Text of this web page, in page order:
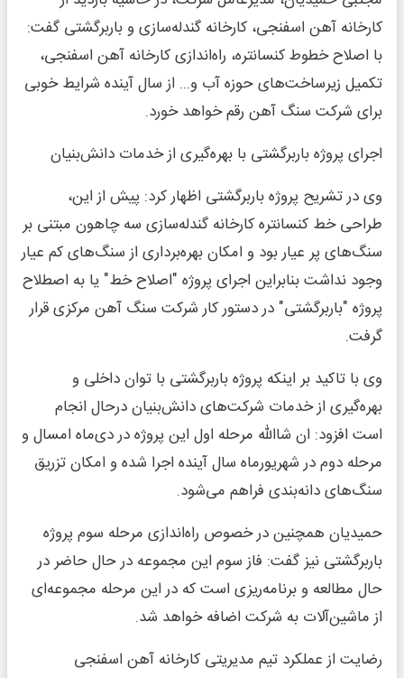
کارخانه آهن اسفنجی، کارخانه گندله‌سازی و باربرگشتی گفت:
با اصلاح خطوط کنسانتره، راه‌اندازی کارخانه آهن اسفنجی،
تکمیل زیرساخت‌های حوزه آب و... از سال آینده شرایط خوبی
برای شرکت سنگ آهن رقم خواهد خورد.
اجرای پروژه باربرگشتی با بهره‌گیری از خدمات دانش‌بنیان
وی در تشریح پروژه باربرگشتی اظهار کرد: پیش از این،
طراحی خط کنسانتره کارخانه گندله‌سازی سه چاهون مبتنی بر
سنگ‌های پر عیار بود و امکان بهره‌برداری از سنگ‌های کم عیار
وجود نداشت بنابراین اجرای پروژه "اصلاح خط" یا به اصطلاح
پروژه "باربرگشتی" در دستور کار شرکت سنگ آهن مرکزی قرار
گرفت.
وی با تاکید بر اینکه پروژه باربرگشتی با توان داخلی و
بهره‌گیری از خدمات شرکت‌های دانش‌بنیان درحال انجام
است افزود: ان شاالله مرحله اول این پروژه در دی‌ماه امسال و
مرحله دوم در شهریورماه سال آینده اجرا شده و امکان تزریق
سنگ‌های دانه‌بندی فراهم می‌شود.
حمیدیان همچنین در خصوص راه‌اندازی مرحله سوم پروژه
باربرگشتی نیز گفت: فاز سوم این مجموعه در حال حاضر در
حال مطالعه و برنامه‌ریزی است که در این مرحله مجموعه‌ای
از ماشین‌آلات به شرکت اضافه خواهد شد.
رضایت از عملکرد تیم مدیریتی کارخانه آهن اسفنجی